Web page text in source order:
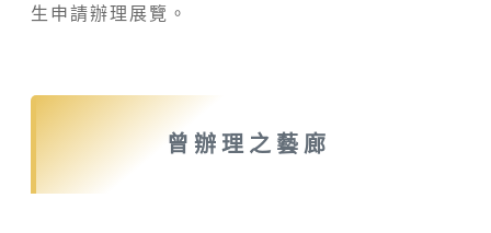
生申請辦理展覽。
曾辦理之藝廊